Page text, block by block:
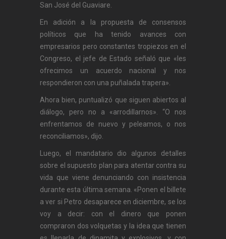
San José del Guaviare.
En adición a la propuesta de consensos
políticos que ha tenido avances con
empresarios pero constantes tropiezos en el
Congreso, el jefe de Estado señaló que «les
ofrecimos un acuerdo nacional y nos
respondieron con una puñalada trapera».
Ahora bien, puntualizó que siguen abiertos al
diálogo, pero no a «arrodillarnos». “O nos
enfrentamos de nuevo y peleamos, o nos
reconciliamos», dijo.
Luego, el mandatario dio algunos detalles
sobre el supuesto plan para atentar contra su
vida que viene denunciando con insistencia
durante esta última semana. «Ponen el billete
a ver si Petro desaparece en diciembre, se los
voy a decir: con el dinero que ponen
compraron dos volquetas y la idea que tienen